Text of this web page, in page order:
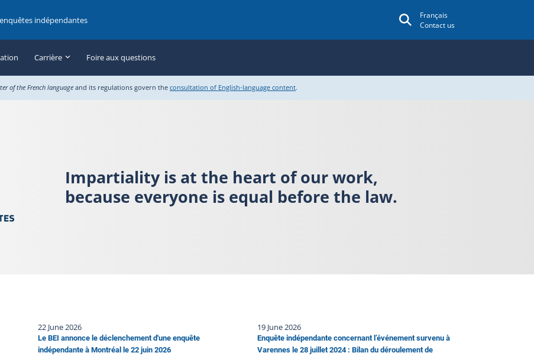
indépendantes
Français
Contact us
Carrière Foire aux questions
of the French language and its regulations govern the consultation of English-language content.
Impartiality is at the heart of our work,
because everyone is equal before the law.
22 June 2026
Le BEI annonce le déclenchement d'une enquête
indépendante à Montréal le 22 juin 2026
19 June 2026
Enquête indépendante concernant l’événement survenu à
Varennes le 28 juillet 2024 : Bilan du déroulement de